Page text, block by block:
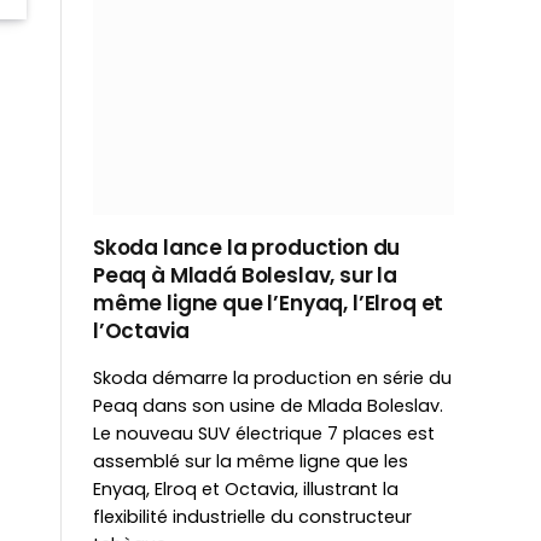
Skoda lance la production du
Peaq à Mladá Boleslav, sur la
même ligne que l’Enyaq, l’Elroq et
l’Octavia
Skoda démarre la production en série du
Peaq dans son usine de Mlada Boleslav.
Le nouveau SUV électrique 7 places est
assemblé sur la même ligne que les
Enyaq, Elroq et Octavia, illustrant la
flexibilité industrielle du constructeur